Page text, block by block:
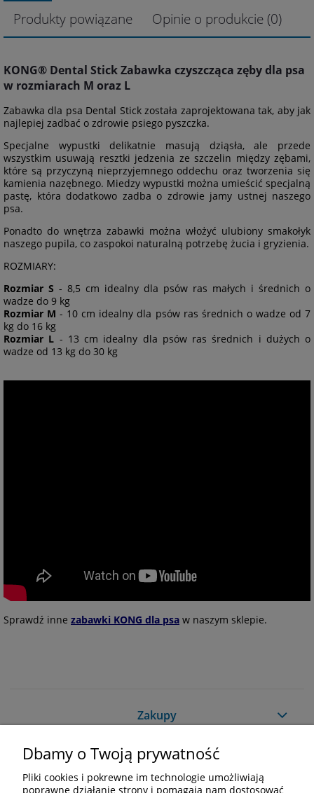
Produkty powiązane
Opinie o produkcie (0)
KONG® Dental Stick Zabawka czyszcząca zęby dla psa
w rozmiarach M oraz L
Zabawka dla psa Dental Stick została zaprojektowana tak, aby jak
najlepiej zadbać o zdrowie psiego pyszczka.
Specjalne wypustki delikatnie masują dziąsła, ale przede
wszystkim usuwają resztki jedzenia ze szczelin między zębami,
które są przyczyną nieprzyjemnego oddechu oraz tworzenia się
kamienia nazębnego. Miedzy wypustki można umieścić specjalną
pastę, która dodatkowo zadba o zdrowie jamy ustnej naszego
psa.
Ponadto do wnętrza zabawki można włożyć ulubiony smakołyk
naszego pupila, co zaspokoi naturalną potrzebę żucia i gryzienia.
ROZMIARY:
Rozmiar S - 8,5 cm idealny dla psów ras małych i średnich o
wadze do 9 kg
Rozmiar M - 10 cm idealny dla psów ras średnich o wadze od 7
kg do 16 kg
Rozmiar L - 13 cm idealny dla psów ras średnich i dużych o
wadze od 13 kg do 30 kg
Sprawdź inne zabawki KONG dla psa w naszym sklepie.
Zakupy
Pomoc
Moje konto
Dbamy o Twoją prywatność
Pliki cookies i pokrewne im technologie umożliwiają
poprawne działanie strony i pomagają nam dostosować